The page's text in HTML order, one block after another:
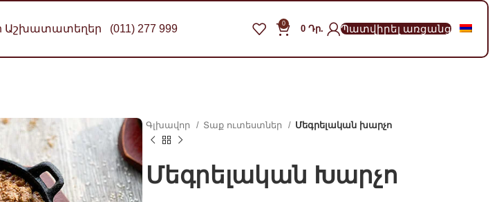
Աշխատատեղեր (011) 277 999 0
0 Դր. Պատվիրել առցանց
Գլխավոր Տաք ուտեստներ Մեգրելական խարչո
Մեգրելական Խարչո